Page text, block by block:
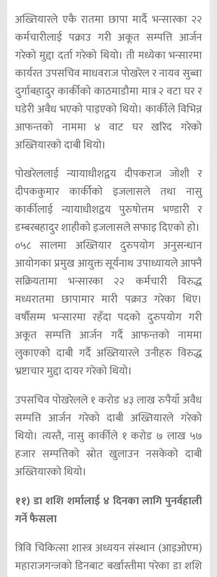
अख्तियारले एकै रातमा छापा मार्दै भन्सारका २२
कर्मचारीलाई पक्राउ गरी अकूत सम्पत्ति आर्जन
गरेको मुद्दा दर्ता गरेको थियो। ती मध्येका भन्सारमा
कार्यरत उपसचिव माधवराज पोखरेल र नायव सुब्वा
दुर्गाबहादुर कार्कीको काठमाडौमा मात्र २ वटा घर र
घडेरी अवैध भएको पाइएको थियो। कार्कीले विभिन्न
आफन्तको नाममा ४ वाट घर खरिद गरेको
अख्तियारको दाबी थियो।
पोखरेललाई न्यायाधीशद्वय दीपकराज जोशी र
दीपककुमार कार्कीको इजलासले तथा नासु
कार्कीलाई न्यायाधीशद्वय पुरुषोत्तम भण्डारी र
डम्बरबहादुर शाहीको इजलासले सफाइ दिएको हो।
०५८ सालमा अख्तियार दुरुपयोग अनुसन्धान
आयोगका प्रमुख आयुक्त सूर्यनाथ उपाध्यायले आफ्नै
सक्रियतामा भन्सारका २२ कर्मचारी विरुद्ध
मध्यरातमा छापामार मारी पक्राउ गरेका थिए।
वर्षौंसम्म भन्सारमा रहँदा पदको दुरुपयोग गरी
अकूत सम्पत्ति आर्जन गर्दै आफन्तको नाममा
लुकाएको दाबी गर्दै अख्तियारले उनीहरु विरुद्ध
भ्रष्टाचार मुद्दा दायर गरेको थियो।
उपसचिव पोखरेलले १ करोड ४३ लाख रुपैयाँ अवैध
सम्पत्ति आर्जन गरेको दाबी अख्तियारले गरेको
थियो। त्यस्तै, नासु कार्कीले १ करोड ७ लाख ५७
हजार सम्पत्तिको स्रोत खुलाउन नसकेको दाबी
अख्तियारको थियो।
११) डा शशि शर्मालाई ४ दिनका लागि पुनर्वहाली
गर्ने फैसला
त्रिवि चिकित्सा शास्त्र अध्ययन संस्थान (आइओएम)
महाराजगन्जको डिनबाट बर्खास्तीमा परेका डा शशि